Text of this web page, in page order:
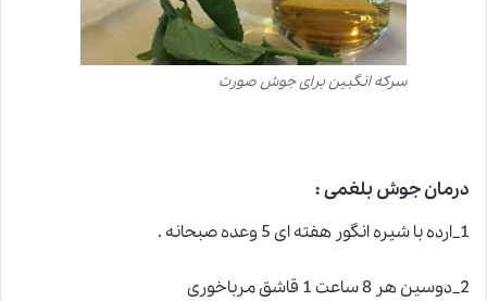
سرکه انگبین برای جوش صورت
درمان جوش بلغمی :
1_ارده با شیره انگور هفته ای 5 وعده صبحانه .
2_دوسین هر 8 ساعت 1 قاشق مرباخوری